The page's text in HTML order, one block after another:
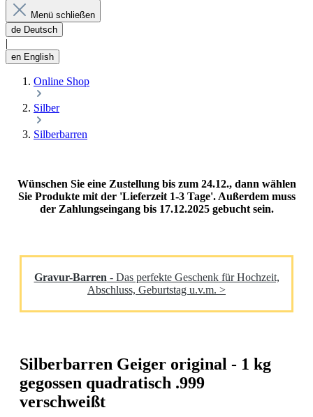
Menü schließen
de Deutsch
en English
Online Shop
Silber
Silberbarren
Wünschen Sie eine Zustellung bis zum 24.12., dann wählen
Sie Produkte mit der 'Lieferzeit 1-3 Tage'. Außerdem muss
der Zahlungseingang bis 17.12.2025 gebucht sein.
Gravur-Barren - Das perfekte Geschenk für Hochzeit,
Abschluss, Geburtstag u.v.m. >
Silberbarren Geiger original - 1 kg
gegossen quadratisch .999
verschweißt